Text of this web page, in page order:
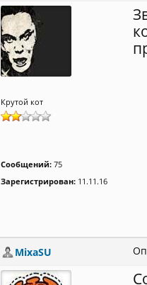
Крутой кот
Сообщений: 75
Зарегистрирован: 11.11.16
MixaSU